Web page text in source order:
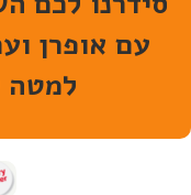
עם אופרן
למטה